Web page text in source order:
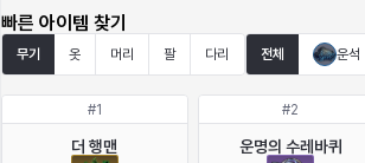
빠른 아이템 찾기
무기 옷 머리 팔 다리 전체 운석
#1
더 행맨
#2
운명의 수레바퀴